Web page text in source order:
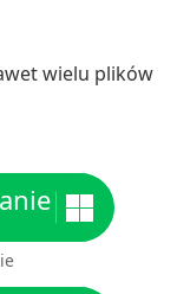
wielu plików